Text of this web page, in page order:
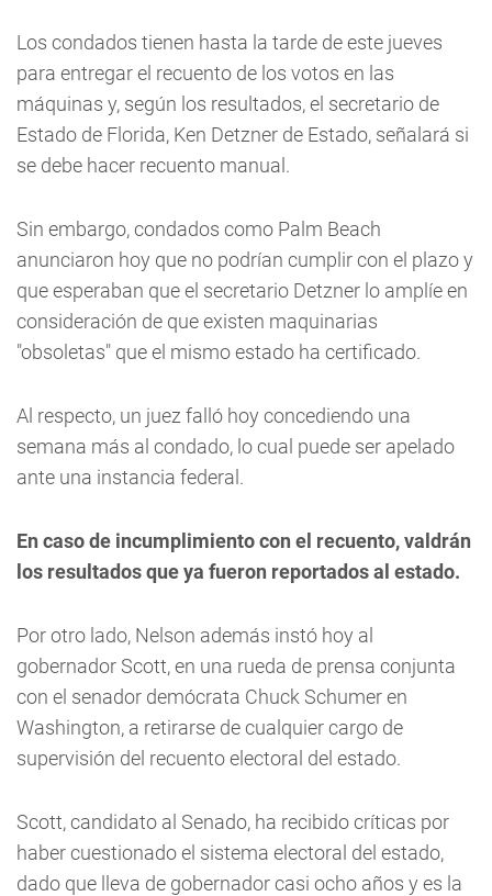
Los condados tienen hasta la tarde de este jueves
para entregar el recuento de los votos en las
máquinas y, según los resultados, el secretario de
Estado de Florida, Ken Detzner de Estado, señalará si
se debe hacer recuento manual.
Sin embargo, condados como Palm Beach
anunciaron hoy que no podrían cumplir con el plazo y
que esperaban que el secretario Detzner lo amplíe en
consideración de que existen maquinarias
"obsoletas" que el mismo estado ha certificado.
Al respecto, un juez falló hoy concediendo una
semana más al condado, lo cual puede ser apelado
ante una instancia federal.
En caso de incumplimiento con el recuento, valdrán
los resultados que ya fueron reportados al estado.
Por otro lado, Nelson además instó hoy al
gobernador Scott, en una rueda de prensa conjunta
con el senador demócrata Chuck Schumer en
Washington, a retirarse de cualquier cargo de
supervisión del recuento electoral del estado.
Scott, candidato al Senado, ha recibido críticas por
haber cuestionado el sistema electoral del estado,
dado que lleva de gobernador casi ocho años y es la